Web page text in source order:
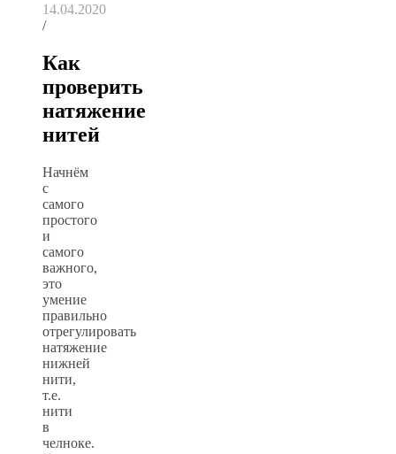
14.04.2020
/
Как
проверить
натяжение
нитей
Начнём
с
самого
простого
и
самого
важного,
это
умение
правильно
отрегулировать
натяжение
нижней
нити,
т.е.
нити
в
челноке.